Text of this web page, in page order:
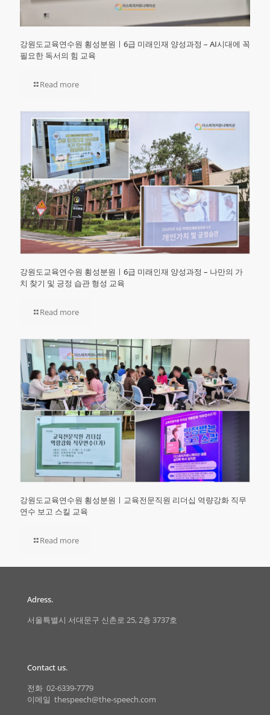
강원도교육연수원 횡성분원ㅣ6급 미래인재 양성과정 – AI시대에 꼭
필요한 독서의 힘 교육
Read more
강원도교육연수원 횡성분원ㅣ6급 미래인재 양성과정 – 나만의 가
치 찾기 및 긍정 습관 형성 교육
Read more
강원도교육연수원 횡성분원ㅣ교육전문직원 리더십 역량강화 직무
연수 보고 스킬 교육
Read more
Adress.
서울특별시 서대문구 신촌로 25, 2층 3737호
Contact us.
전화 02-6339-7779
이메일 thespeech@the-speech.com